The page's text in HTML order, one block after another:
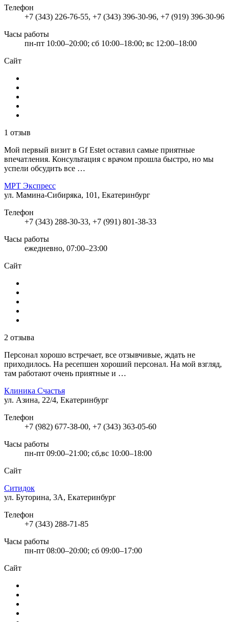
Телефон
+7 (343) 226-76-55, +7 (343) 396-30-96, +7 (919) 396-30-96
Часы работы
пн-пт 10:00–20:00; сб 10:00–18:00; вс 12:00–18:00
Сайт
1 отзыв
Мой первый визит в Gf Estet оставил самые приятные
впечатления. Консультация с врачом прошла быстро, но мы
успели обсудить все …
МРТ Экспресс
ул. Мамина-Сибиряка, 101, Екатеринбург
Телефон
+7 (343) 288-30-33, +7 (991) 801-38-33
Часы работы
ежедневно, 07:00–23:00
Сайт
2 отзыва
Персонал хорошо встречает, все отзывчивые, ждать не
приходилось. На ресепшен хороший персонал. На мой взгляд,
там работают очень приятные и …
Клиника Счастья
ул. Азина, 22/4, Екатеринбург
Телефон
+7 (982) 677-38-00, +7 (343) 363-05-60
Часы работы
пн-пт 09:00–21:00; сб,вс 10:00–18:00
Сайт
Ситидок
ул. Буторина, 3А, Екатеринбург
Телефон
+7 (343) 288-71-85
Часы работы
пн-пт 08:00–20:00; сб 09:00–17:00
Сайт